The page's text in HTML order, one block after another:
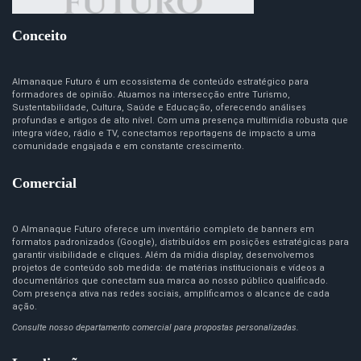
Conceito
Almanaque Futuro é um ecossistema de conteúdo estratégico para
formadores de opinião. Atuamos na intersecção entre Turismo,
Sustentabilidade, Cultura, Saúde e Educação, oferecendo análises
profundas e artigos de alto nível. Com uma presença multimídia robusta que
integra vídeo, rádio e TV, conectamos reportagens de impacto a uma
comunidade engajada e em constante crescimento.
Comercial
O Almanaque Futuro oferece um inventário completo de banners em
formatos padronizados (Google), distribuídos em posições estratégicas para
garantir visibilidade e cliques. Além da mídia display, desenvolvemos
projetos de conteúdo sob medida: de matérias institucionais e vídeos a
documentários que conectam sua marca ao nosso público qualificado.
Com presença ativa nas redes sociais, amplificamos o alcance de cada
ação.
Consulte nosso departamento comercial para propostas personalizadas.